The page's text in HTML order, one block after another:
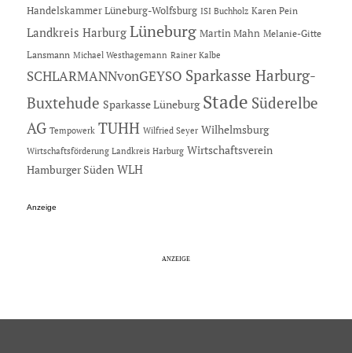
Handelskammer Lüneburg-Wolfsburg ISI Buchholz Karen Pein
Landkreis Harburg Lüneburg Martin Mahn Melanie-Gitte
Lansmann Michael Westhagemann Rainer Kalbe
SCHLARMANNvonGEYSO Sparkasse Harburg-
Buxtehude Sparkasse Lüneburg Stade Süderelbe
AG Tempowerk TUHH Wilfried Seyer Wilhelmsburg
Wirtschaftsförderung Landkreis Harburg Wirtschaftsverein
Hamburger Süden WLH
Anzeige